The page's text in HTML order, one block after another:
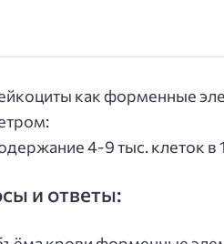
как форменные
4-9 тыс. клеток в
и ответы: